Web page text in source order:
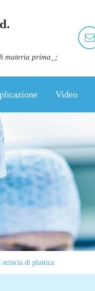
materia prima_;
Video
di plastica